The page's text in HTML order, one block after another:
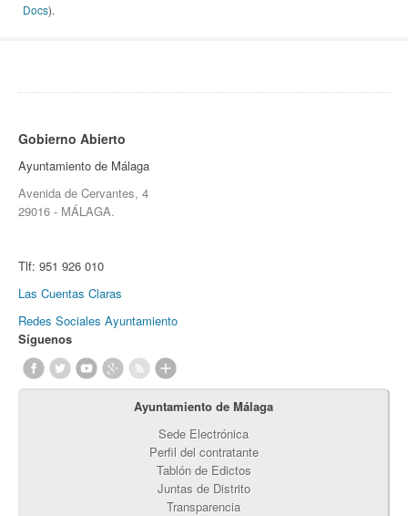
Docs).
Gobierno Abierto
Ayuntamiento de Málaga
Avenida de Cervantes, 4
29016 - MÁLAGA.
Tlf: 951 926 010
Las Cuentas Claras
Redes Sociales Ayuntamiento
Síguenos
Ayuntamiento de Málaga
Sede Electrónica
Perfil del contratante
Tablón de Edictos
Juntas de Distrito
Transparencia